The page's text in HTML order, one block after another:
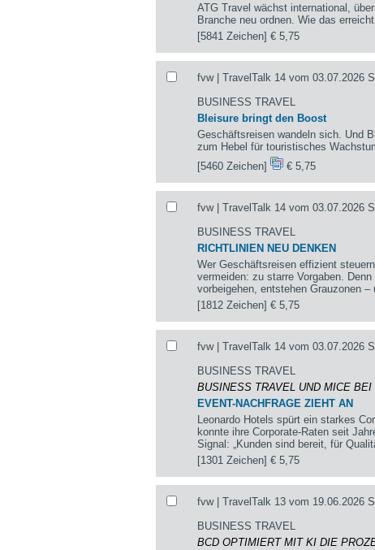
ATG Travel wächst international,
Branche neu ordnen. Wie das
[5841 Zeichen]€ 5,75
fvw | TravelTalk 14 vom 03.07.2026
BUSINESS TRAVEL
Bleisure bringt den Boost
Geschäftsreisen wandeln sich. Und
zum Hebel für touristisches
[5460 Zeichen]
€ 5,75
fvw | TravelTalk 14 vom 03.07.2026
BUSINESS TRAVEL
RICHTLINIEN NEU DENKEN
Wer Geschäftsreisen effizient
vermeiden: zu starre Vorgaben.
vorbeigehen, entstehen Grauzonen
[1812 Zeichen]€ 5,75
fvw | TravelTalk 14 vom 03.07.2026
BUSINESS TRAVEL
BUSINESS TRAVEL UND MICE
EVENT-NACHFRAGE ZIEHT AN
Leonardo Hotels spürt ein starkes
konnte ihre Corporate-Raten seit
Signal: „Kunden sind bereit, für
[1301 Zeichen]€ 5,75
fvw | TravelTalk 13 vom 19.06.2026
BUSINESS TRAVEL
BCD OPTIMIERT MIT KI DIE